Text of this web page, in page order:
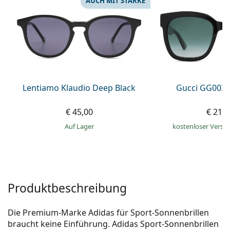
Prada
Alle Marken
Lentiamo Klaudio Deep Black
€ 45,00
auf Lager
Gucci
€
kostenloser
Produktbeschreibung
Die Premium-Marke Adidas für Sport-Sonnenbrillen
braucht keine Einführung. Adidas Sport-Sonnenbrillen